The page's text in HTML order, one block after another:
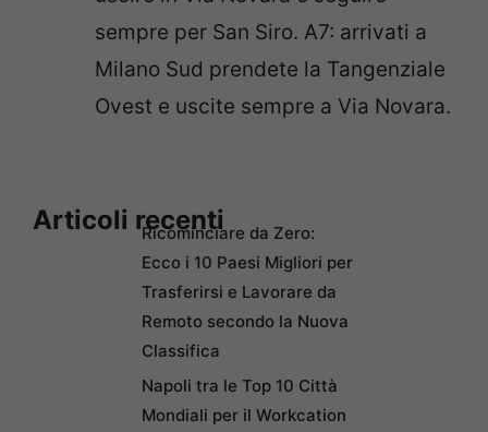
sempre per San Siro. A7: arrivati a
Milano Sud prendete la Tangenziale
Ovest e uscite sempre a Via Novara.
Articoli recentiRicominciare da Zero:
Ecco i 10 Paesi Migliori per
Trasferirsi e Lavorare da
Remoto secondo la Nuova
Classifica
Napoli tra le Top 10 Città
Mondiali per il Workcation